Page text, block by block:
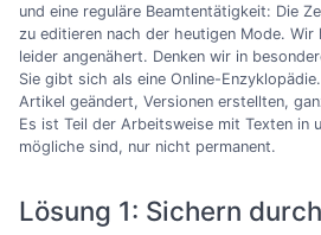
und eine reguläre Beamtentätigkeit: Die
zu editieren nach der heutigen Mode.
leider angenähert. Denken wir in
Sie gibt sich als eine Online-
Artikel geändert, Versionen erstellten,
Es ist Teil der Arbeitsweise mit Texten in
mögliche sind, nur nicht permanent.
Lösung 1: Sichern